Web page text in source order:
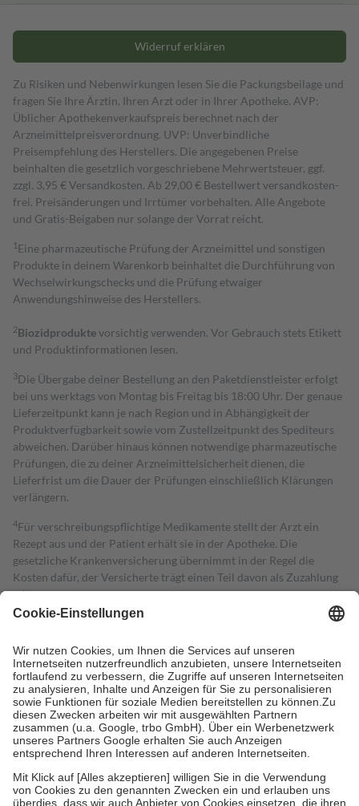
Widerruf erklären
Zu Risiken und Nebenwirkungen lesen Sie die Packungsbeilage und
fragen Sie Ihre Ärztin, Ihren Arzt oder in Ihrer Apotheke. AVP:
Üblicher Apothekenverkaufspreis berechnet nach der
Arzneimittelpreisverordnung. UVP: Unverbindliche
Preisempfehlung des Herstellers. Die angegebenen Preise
beinhalten die gesetzlich vorgeschriebene Mehrwertsteuer, ggf.
zzgl. 3,95 € Versandkosten. Ab 29,00 € Bestell­wert versand­kosten­
frei. Preisänderungen und Irrtümer vorbehalten. Alle Angebote
und Gratis-Beigaben nur solange der Vorrat reicht.
1 Eine pharmazeutische Prüfung der Arzneimittel und sonstigen
Produkte in deinem Warenkorb beinhaltet die Durchführung von
Wechselwirkungschecks und die Prüfung etwaiger
Anwendungshinweise des Herstellers.
2Biozidproduktevorsichtig verwenden. Vor Gebrauch stets Etikett
und Produktinformationen lesen.
3Die Übergabe deiner Bestellung an den Paketdienstleister erfolgt
bei uns werktags von Montag bis Freitag bis 18:00 Uhr. Der genaue
Lieferzeitpunkt kann je nach Region und in Abhängigkeit der
Produktverfügbarkeit sowie vom Zustellzeitpunkt des Spediteurs
abweichen. Darüber hinaus können notwendige pharmazeutische
Prüfungen, die zu deiner Arzneimittelsicherheit dienen, die
Lieferfrist um die Dauer der Prüfungen einschließlich Klärungen
verlängern.
4Für verschreibungspflichtige Medikamente stellt der Arzt ein
Rezept aus und der Patient erhält sie in der Apotheke. Die
gesetzliche Krankenversicherung übernimmt in der Regel die
Kosten dafür, der Versicherte trägt einen Teil davon als Zuzahlung
mit.
Grundsätzlich leisten Mitglieder Zuzahlungen in Höhe von zehn
höchstens zehn Euro.
Es sind jedoch nie mehr als die tatsächlichen
Kosten der Leistung zu entrichten.
Diese Regeln gelten grundsätzlich auch für Online-Apotheken.
Bei Heilmitteln und häuslicher Krankenpflege beträgt die
Zuzahlung zehn Prozent der Kosten sowie zehn Euro je
Verordnung.
Um das Engagement der Versicherten für ihre eigene Gesundheit zu
stärken und die besondere Stellung der Familie zu unterstützen,
fallenkeine Zuzahlungenan bei:
• Kindern und Jugendlichen bis zum vollendeten 18. Lebensjahr